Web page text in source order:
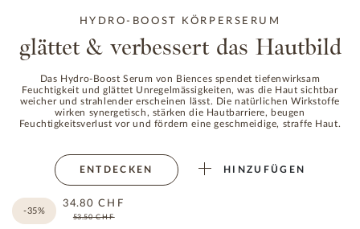
Consentement Détails À propos des cookies
Ce site web utilise des cookies.
Les cookies nous permettent de personnaliser le
contenu et les annonces, d'offrir des fonctionnalités
HYDRO-BOOST KÖRPERSERUM
glättet & verbessert das Hautbild
Das Hydro-Boost Serum von Biences spendet tiefenwirksam
Feuchtigkeit und glättet Unregelmässigkeiten, was die Haut sichtbar
weicher und strahlender erscheinen lässt. Die natürlichen Wirkstoffe
wirken synergetisch, stärken die Hautbarriere, beugen
Feuchtigkeitsverlust vor und fördern eine geschmeidige, straffe Haut.
ENTDECKEN HINZUFÜGEN
-35%
34.80 CHF
53.50CHF